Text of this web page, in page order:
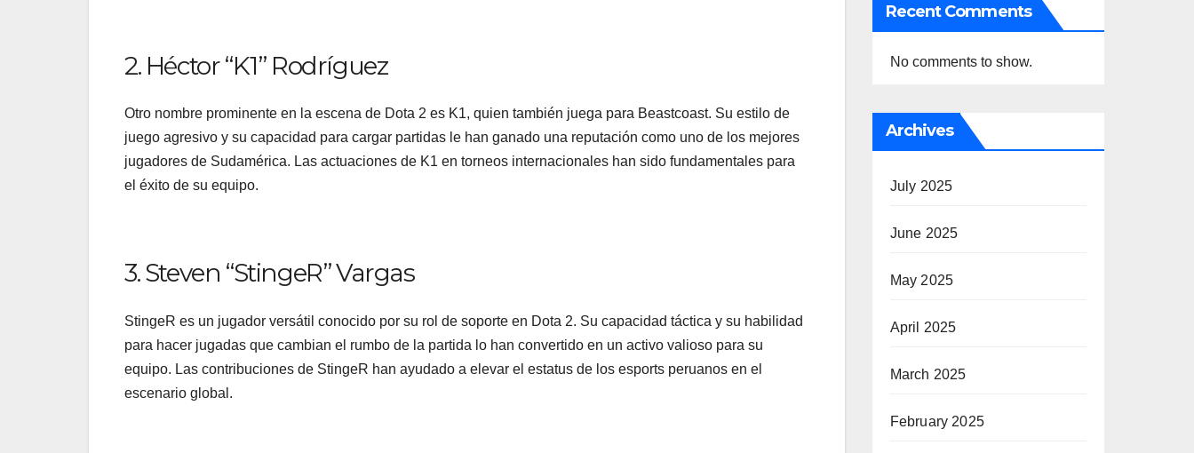
2. Héctor “K1” Rodríguez
Otro nombre prominente en la escena de Dota 2 es K1, quien también juega para Beastcoast. Su estilo de
juego agresivo y su capacidad para cargar partidas le han ganado una reputación como uno de los mejores
jugadores de Sudamérica. Las actuaciones de K1 en torneos internacionales han sido fundamentales para
el éxito de su equipo.
3. Steven “StingeR” Vargas
StingeR es un jugador versátil conocido por su rol de soporte en Dota 2. Su capacidad táctica y su habilidad
para hacer jugadas que cambian el rumbo de la partida lo han convertido en un activo valioso para su
equipo. Las contribuciones de StingeR han ayudado a elevar el estatus de los esports peruanos en el
escenario global.
Recent Comments
No comments to show.
Archives
July 2025
June 2025
May 2025
April 2025
March 2025
February 2025